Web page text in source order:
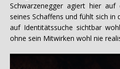
Schwarzenegger agiert hier auf
seines Schaffens und fühlt sich in
auf Identitätssuche sichtbar
ohne sein Mitwirken wohl nie